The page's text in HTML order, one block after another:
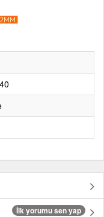
İlk yorumu sen yap